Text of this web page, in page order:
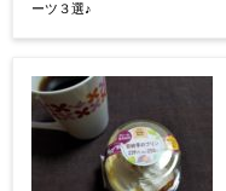
ーツ３選♪